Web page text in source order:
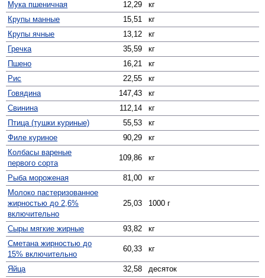
Мука пшеничная 12,29
кг
Крупы манные
15,51
кг
Крупы ячные
13,12
кг
Гречка
35,59
кг
Пшено
16,21
кг
Рис
22,55
кг
Говядина
147,43
кг
Свинина
112,14
кг
Птица (тушки куриные)
55,53
кг
Филе куриное
90,29
кг
Колбасы вареные
первого сорта
109,86 кг
Рыба мороженая 81,00
кг
Молоко пастеризованное
жирностью до 2,6%
включительно
25,03 1000 г
Сыры мягкие жирные 93,82
кг
Сметана жирностью до
15% включительно
60,33 кг
Яйца 32,58
десяток